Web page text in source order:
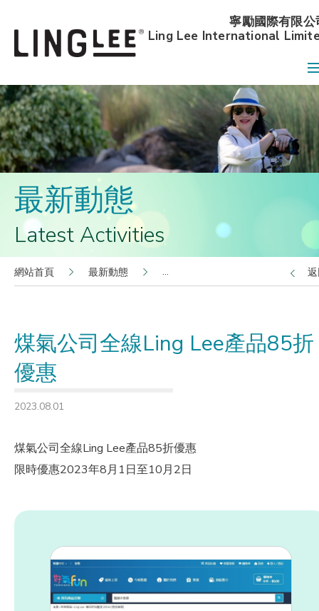
寧勵國際有限公
Ling Lee International
最新動態
Latest Activities
網站首頁 最新動態 煤氣公司全線Ling Lee產品85折優
煤氣公司全線Ling Lee產品85折
優惠
2023.08.01
煤氣公司全線Ling Lee產品85折優惠
限時優惠2023年8月1日至10月2日